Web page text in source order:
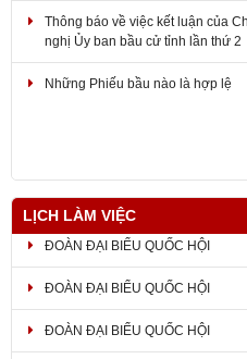
Thông báo về việc kết luận của
nghị Ủy ban bầu cử tỉnh lần thứ 2
Những Phiếu bầu nào là hợp lệ
LỊCH LÀM VIỆC
ĐOÀN ĐẠI BIỂU QUỐC HỘI
ĐOÀN ĐẠI BIỂU QUỐC HỘI
ĐOÀN ĐẠI BIỂU QUỐC HỘI